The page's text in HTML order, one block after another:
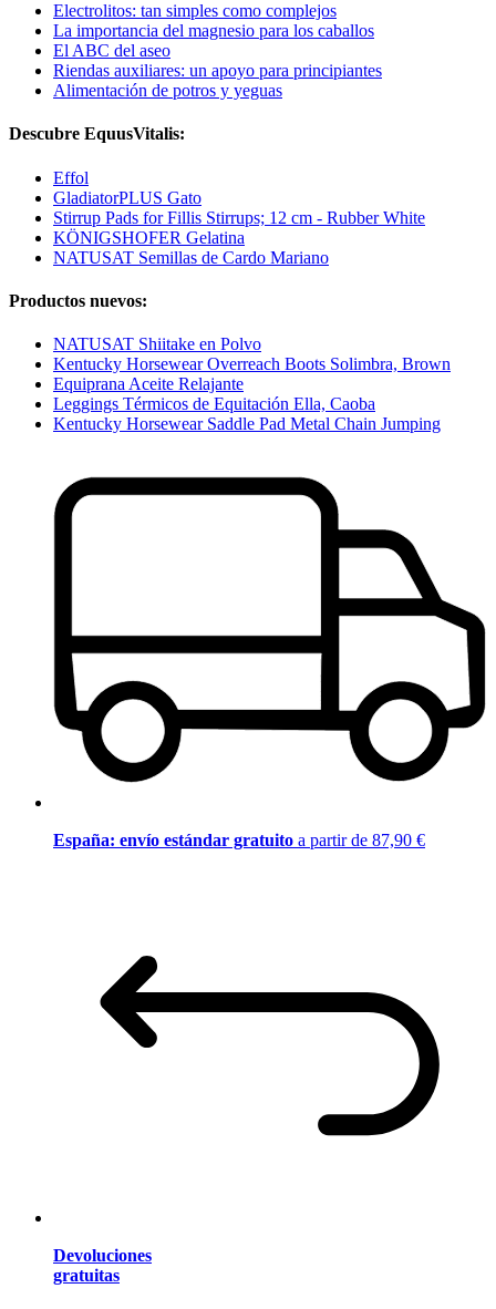
Electrolitos: tan simples como complejos
La importancia del magnesio para los caballos
El ABC del aseo
Riendas auxiliares: un apoyo para principiantes
Alimentación de potros y yeguas
Descubre EquusVitalis:
Effol
GladiatorPLUS Gato
Stirrup Pads for Fillis Stirrups; 12 cm - Rubber White
KÖNIGSHOFER Gelatina
NATUSAT Semillas de Cardo Mariano
Productos nuevos:
NATUSAT Shiitake en Polvo
Kentucky Horsewear Overreach Boots Solimbra, Brown
Equiprana Aceite Relajante
Leggings Térmicos de Equitación Ella, Caoba
Kentucky Horsewear Saddle Pad Metal Chain Jumping
España: envío estándar gratuito a partir de 87,90 €
Devoluciones
gratuitas